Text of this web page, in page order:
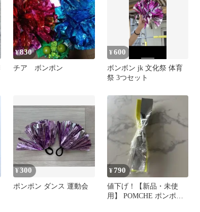
¥830
チア ボンポン
¥600
ボンボン jk 文化祭 体育
祭 3つセット
¥300
ポンポン ダンス 運動会
¥790
値下げ！【新品・未使
用】 POMCHE ポンポ